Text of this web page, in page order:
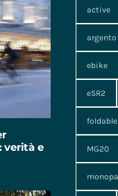
e
active
argento
ebike
eSR2
foldable
MG20